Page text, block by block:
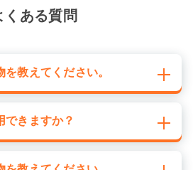
くある質問
教えてください。
できますか？